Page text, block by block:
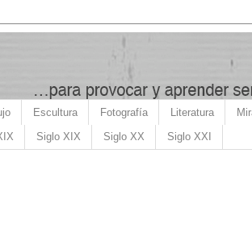
Escultura Fotografía Literatura
Siglo XIX Siglo XX Siglo XXI